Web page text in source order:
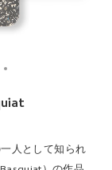
）の作品
のロウアー・イー